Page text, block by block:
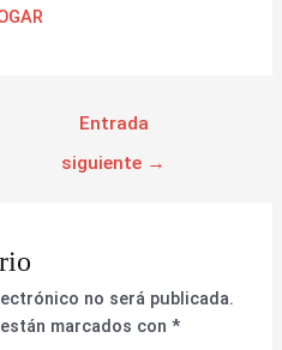
Entrada
siguiente →
no será publicada.
marcados con*